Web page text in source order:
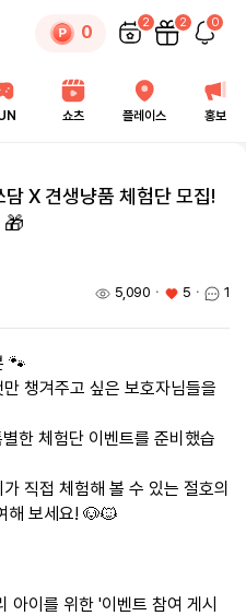
0 2 2 0
쇼츠 플레이스 홍보
X 견생냥품 체험단 모집!
🎁
5,090 ㆍ 5 ㆍ 1
🐾
챙겨주고 싶은 보호자님들을
한 체험단 이벤트를 준비했습
직접 체험해 볼 수 있는 절호의
해 보세요! 🐶🐱
아이를 위한 '이벤트 참여 게시